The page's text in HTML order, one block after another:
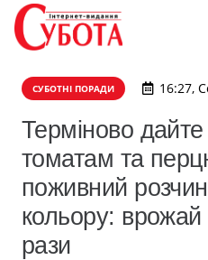
СУБОТНІ ПОРАДИ 16:27,
Терміново дайте
томатам та
поживний
кольору: врожай
рази